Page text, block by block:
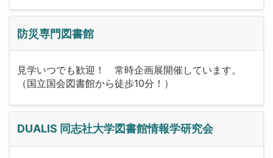
防災専門図書館
見学いつでも歓迎！ 常時企画展開催しています。
（国立国会図書館から徒歩10分！）
DUALIS 同志社大学図書館情報学研究会